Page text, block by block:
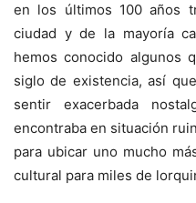
en los últimos 100 años
ciudad y de la mayoría
hemos conocido algunos
siglo de existencia, así
sentir exacerbada
encontraba en situación
para ubicar uno mucho
cultural para miles de